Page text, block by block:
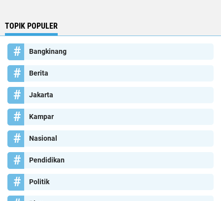
TOPIK POPULER
Bangkinang
Berita
Jakarta
Kampar
Nasional
Pendidikan
Politik